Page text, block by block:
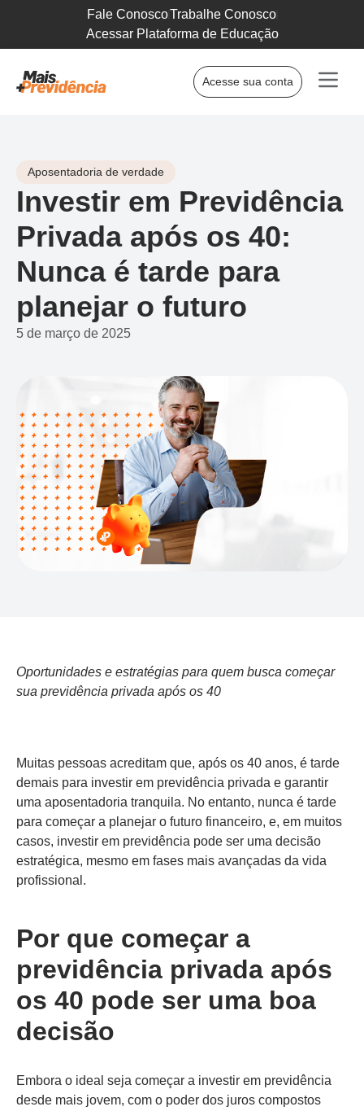
Fale ConoscoTrabalhe Conosco
Acessar Plataforma de Educação
Acesse sua conta
Aposentadoria de verdade
Investir em Previdência
Privada após os 40:
Nunca é tarde para
planejar o futuro
5 de março de 2025
Oportunidades e estratégias para quem busca começar
sua previdência privada após os 40
Muitas pessoas acreditam que, após os 40 anos, é tarde
demais para investir em previdência privada e garantir
uma aposentadoria tranquila. No entanto, nunca é tarde
para começar a planejar o futuro financeiro, e, em muitos
casos, investir em previdência pode ser uma decisão
estratégica, mesmo em fases mais avançadas da vida
profissional.
Por que começar a
previdência privada após
os 40 pode ser uma boa
decisão
Embora o ideal seja começar a investir em previdência
desde mais jovem, com o poder dos juros compostos